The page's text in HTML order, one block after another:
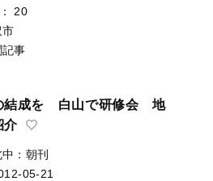
：
20
市
記事
結成を 白山で研修会 地
介
：朝刊
05-21